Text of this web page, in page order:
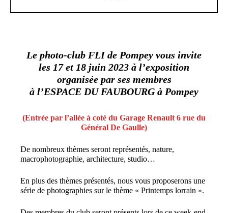
Le photo-club FLI de Pompey vous invite
les 17 et 18 juin 2023 à l’exposition
organisée par ses membres
à l’ESPACE DU FAUBOURG à Pompey
(Entrée par l’allée à coté du Garage Renault 6 rue du
Général De Gaulle)
De nombreux thèmes seront représentés, nature,
macrophotographie, architecture, studio…
En plus des thèmes présentés, nous vous proposerons une
série de photographies sur le thème « Printemps lorrain ».